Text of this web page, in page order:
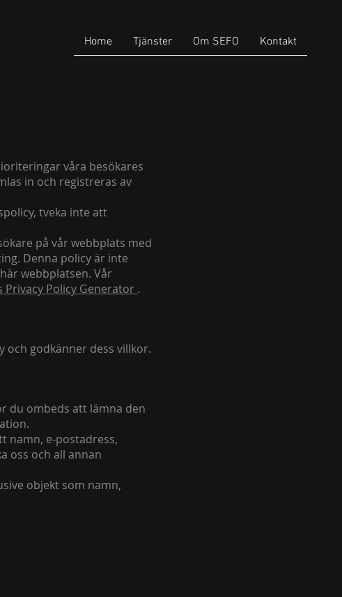
Home Tjänster Om SEFO Kontakt
våra besökares
in och registreras av
tveka inte att
på vår webbplats med
Denna policy är inte
webbplatsen. Vår
Privacy Policy Generator .
och godkänner dess villkor.
du ombeds att lämna den
namn, e-postadress,
oss och all annan
objekt som namn,